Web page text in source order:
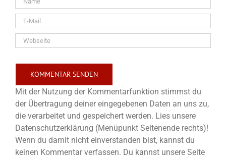
Mit der Nutzung der Kommentarfunktion stimmst du
der Übertragung deiner eingegebenen Daten an uns zu,
die verarbeitet und gespeichert werden. Lies unsere
Datenschutzerklärung (Menüpunkt Seitenende rechts)!
Wenn du damit nicht einverstanden bist, kannst du
keinen Kommentar verfassen. Du kannst unsere Seite